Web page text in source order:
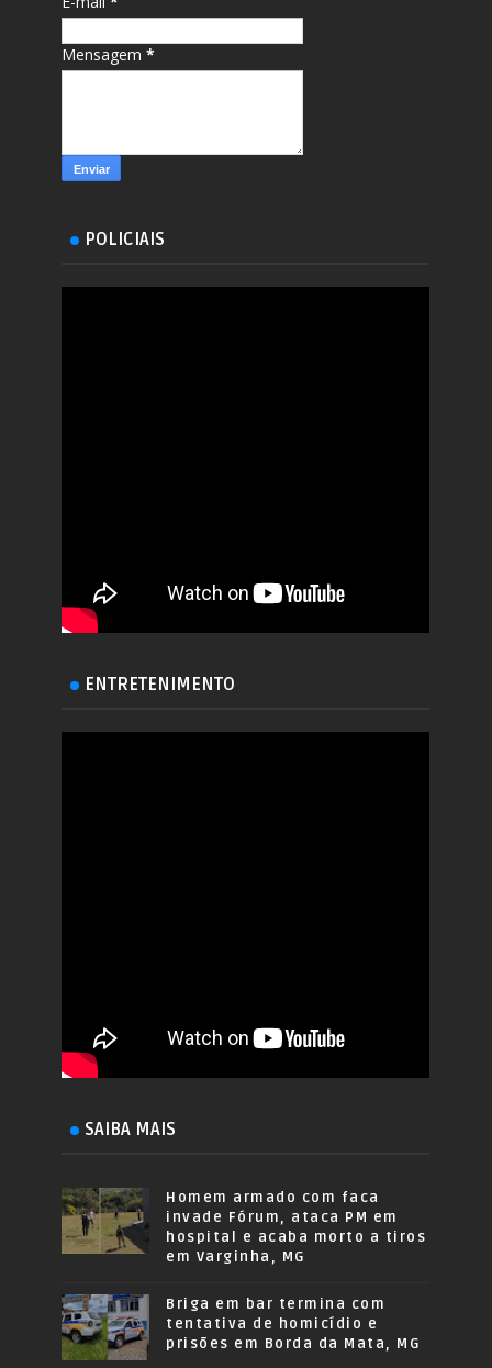
Mensagem*
POLICIAIS
ENTRETENIMENTO
SAIBA MAIS
Homem armado com faca
invade Fórum, ataca PM em
hospital e acaba morto a tiros
em Varginha, MG
Briga em bar termina com
tentativa de homicídio e
prisões em Borda da Mata, MG